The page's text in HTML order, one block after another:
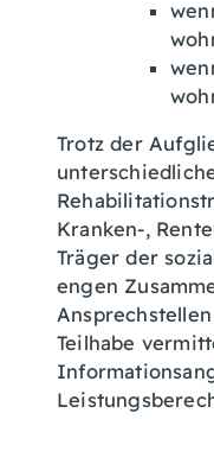
Trotz der
Kranken-,
Träger der
engen
Teilhabe